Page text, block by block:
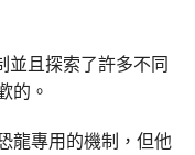
並且探索了許多不同
的。
龍專用的機制，但他